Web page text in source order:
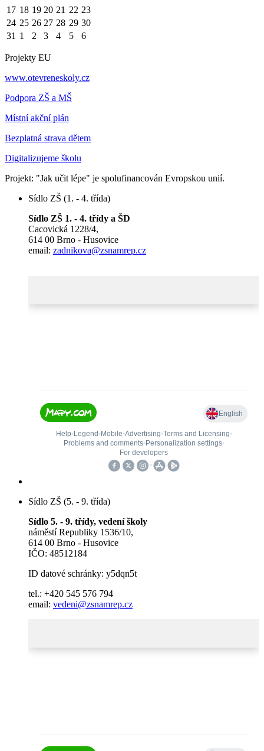
17 18 19 20 21 22 23
24 25 26 27 28 29 30
31 1 2 3 4 5 6
Projekty EU
www.otevreneskoly.cz
Podpora ZŠ a MŠ
Místní akční plán
Bezplatná strava dětem
Digitalizujeme školu
Projekt: "Jak učit lépe" je spolufinancován Evropskou unií.
Sídlo ZŠ (1. - 4. třída)
Sídlo ZŠ 1. - 4. třídy a ŠD
Cacovická 1228/4,
614 00 Brno - Husovice
email: zadnikova@zsnamrep.cz
Sídlo ZŠ (5. - 9. třída)
Sídlo 5. - 9. třídy, vedení školy
náměstí Republiky 1536/10,
614 00 Brno - Husovice
IČO: 48512184
ID datové schránky: y5dqn5t
tel.: +420 545 576 794
email: vedeni@zsnamrep.cz